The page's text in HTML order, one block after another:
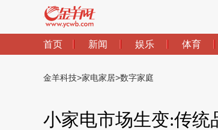
首页 新闻 娱乐 体育
金羊科技>家电家居>数字家庭
小家电市场生变:传统